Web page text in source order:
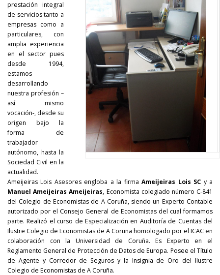
prestación integral
de servicios tanto a
empresas como a
particulares, con
amplia experiencia
en el sector pues
desde 1994,
estamos
desarrollando
nuestra profesión –
así mismo
vocación-, desde su
origen bajo la
forma de
trabajador
autónomo, hasta la
Sociedad Civil en la
actualidad.
Ameijeiras Lois Asesores engloba a la firmaAmeijeiras Lois SC y a
Manuel Ameijeiras Ameijeiras, Economista colegiado número C-841
del Colegio de Economistas de A Coruña, siendo un Experto Contable
autorizado por el Consejo General de Economistas del cual formamos
parte. Realizó el curso de Especialización en Auditoría de Cuentas del
Ilustre Colegio de Economistas de A Coruña homologado por el ICAC en
colaboración con la Universidad de Coruña. Es Experto en el
Reglamento General de Protección de Datos de Europa. Posee el Título
de Agente y Corredor de Seguros y la Insignia de Oro del Ilustre
Colegio de Economistas de A Coruña.